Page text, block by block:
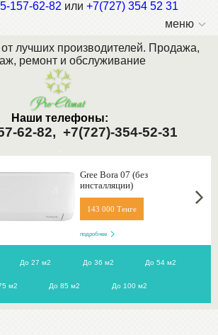
157-62-82 или +7(727) 354 52 31
меню
лучших производителей. Продажа,
ремонт и обслуживание
Наши телефоны:
62-82, +7(727)-354-52-31
.
Gree Bora 07 (без
инсталляции)
143 000 Тенге
подробнее
До 27 м2 До 36 м2 До 54 м2
м2 До 85 м2 До 100 м2